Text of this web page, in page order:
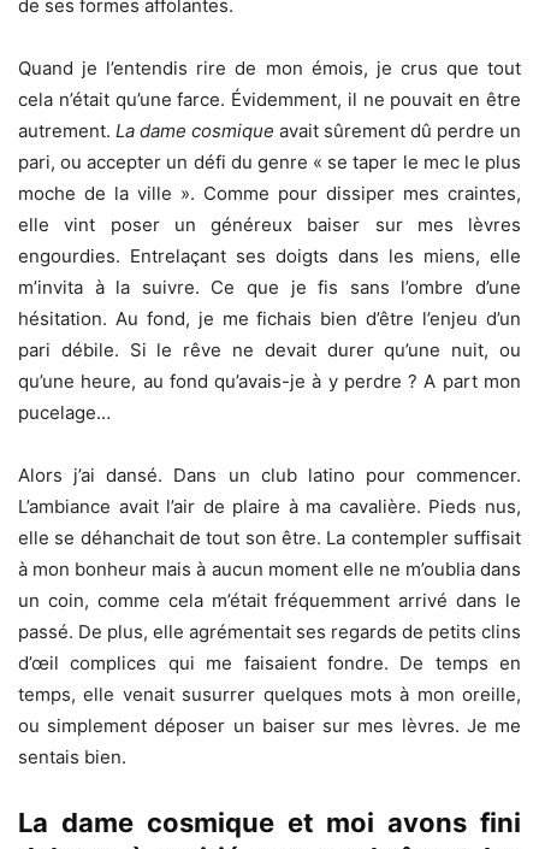
de ses formes affolantes.
Quand je l’entendis rire de mon émois, je crus que tout
cela n’était qu’une farce. Évidemment, il ne pouvait en être
autrement. La dame cosmique avait sûrement dû perdre un
pari, ou accepter un défi du genre « se taper le mec le plus
moche de la ville ». Comme pour dissiper mes craintes,
elle vint poser un généreux baiser sur mes lèvres
engourdies. Entrelaçant ses doigts dans les miens, elle
m’invita à la suivre. Ce que je fis sans l’ombre d’une
hésitation. Au fond, je me fichais bien d’être l’enjeu d’un
pari débile. Si le rêve ne devait durer qu’une nuit, ou
qu’une heure, au fond qu’avais-je à y perdre ? A part mon
pucelage…
Alors j’ai dansé. Dans un club latino pour commencer.
L’ambiance avait l’air de plaire à ma cavalière. Pieds nus,
elle se déhanchait de tout son être. La contempler suffisait
à mon bonheur mais à aucun moment elle ne m’oublia dans
un coin, comme cela m’était fréquemment arrivé dans le
passé. De plus, elle agrémentait ses regards de petits clins
d’œil complices qui me faisaient fondre. De temps en
temps, elle venait susurrer quelques mots à mon oreille,
ou simplement déposer un baiser sur mes lèvres. Je me
sentais bien.
La dame cosmique et moi avons fini